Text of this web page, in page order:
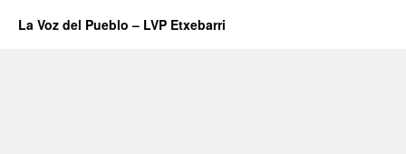
La Voz del Pueblo – LVP Etxebarri